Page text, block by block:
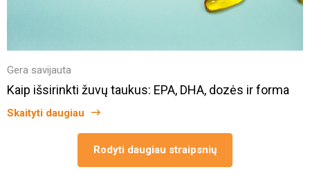
Gera savijauta
Kaip išsirinkti žuvų taukus: EPA, DHA, dozės ir forma
Skaityti daugiau
Rodyti daugiau straipsnių